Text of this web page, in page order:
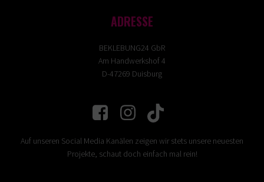
ADRESSE
BEKLEBUNG24 GbR
Am Handwerkshof 4
D-47269 Duisburg
Auf unseren Social Media Kanälen zeigen wir stets unsere neuesten
Projekte, schaut doch einfach mal rein!